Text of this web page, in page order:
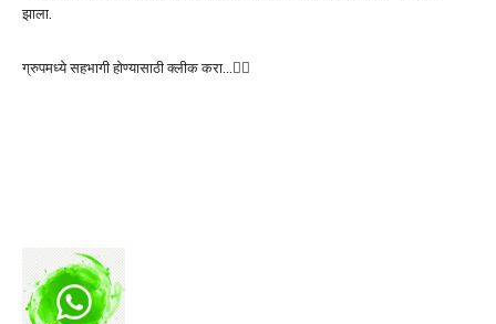
झाला.
ग्रुपमध्ये सहभागी होण्यासाठी क्लीक करा…👆🏻